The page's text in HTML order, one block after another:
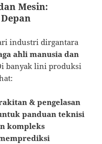
Mesin:
industri dirgantara
ahli manusia dan
banyak lini produksi
& pengelasan
panduan teknisi
kompleks